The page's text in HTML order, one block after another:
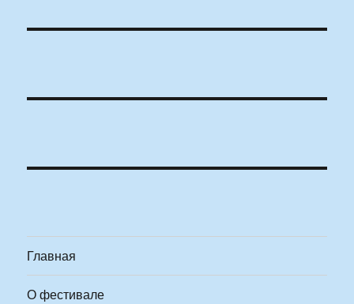
Главная
О фестивале